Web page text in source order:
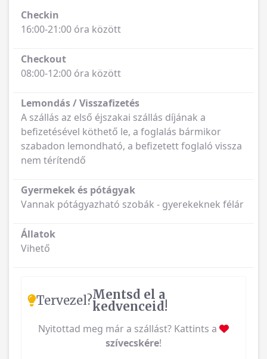
Checkin
16:00-21:00 óra között
Checkout
08:00-12:00 óra között
Lemondás / Visszafizetés
A szállás az első éjszakai szállás díjának a
befizetésével köthető le, a foglalás bármikor
szabadon lemondható, a befizetett foglaló vissza
nem térítendő
Gyermekek és pótágyak
Vannak pótágyazható szobák - gyerekeknek félár
Állatok
Vihető
Tervezel?Mentsd el a
kedvenceid!
Nyitottad meg már a szállást? Kattints a
szívecskére!